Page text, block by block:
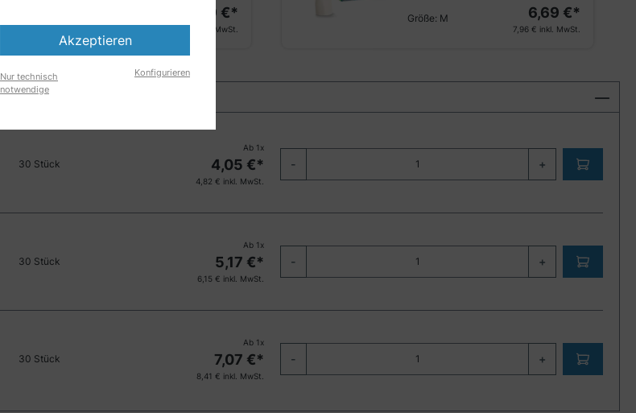
4,09 €*
inkl. MwSt.
Größe: M 6,69 €*
7,96 € inkl. MwSt.
30 Stück
Ab 1 x
4,05 €*
4,82 € inkl. MwSt.
- +
30 Stück
Ab 1 x
5,17 €*
6,15 € inkl. MwSt.
- +
30 Stück
Ab 1 x
7,07 €*
8,41 € inkl. MwSt.
- +
Akzeptieren
Nur technisch
notwendige
Konfigurieren